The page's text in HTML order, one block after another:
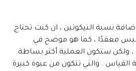
نسبة النيكوتين ، ان كنت تحتاج
ليس معقدًا ، كما هو موضح في
، ولكن ستكون العملية أكثر بساطة
. والتي تتكون من عبوة كبيرة